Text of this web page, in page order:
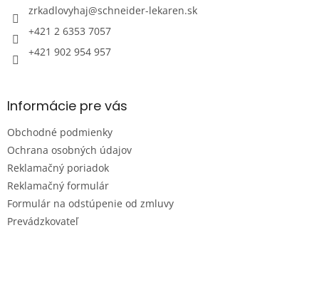
zrkadlovyhaj@schneider-lekaren.sk
+421 2 6353 7057
+421 902 954 957
Informácie pre vás
Obchodné podmienky
Ochrana osobných údajov
Reklamačný poriadok
Reklamačný formulár
Formulár na odstúpenie od zmluvy
Prevádzkovateľ